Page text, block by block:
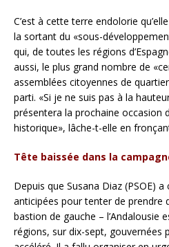
C’est à cette terre endolorie
la sortant du «sous-
qui, de toutes les régions
aussi, le plus grand nombre de
assemblées citoyennes de
parti. «Si je ne suis pas à la
présentera la prochaine occasion
historique», lâche-t-elle en
Tête baissée dans la
Depuis que Susana Diaz (PSOE)
anticipées pour tenter de prendre
bastion de gauche – l’Andalousie
régions, sur dix-sept, gouvernées